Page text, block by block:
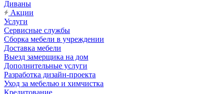
Диваны
Акции
Услуги
Сервисные службы
Сборка мебели в учреждении
Доставка мебели
Выезд замерщика на дом
Дополнительные услуги
Разработка дизайн-проекта
Уход за мебелью и химчистка
Кредитование